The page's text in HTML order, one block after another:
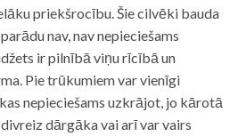
priekšrocību. Šie cilvēki bauda
nav, nav nepieciešams
ir pilnībā viņu rīcībā un
Pie trūkumiem var vienīgi
nepieciešams uzkrājot, jo kārotā
dārgāka vai arī var vairs